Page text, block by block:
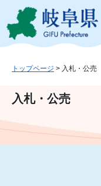
ジ
ュ
文
トップページ > 入札・公売
入札・公売